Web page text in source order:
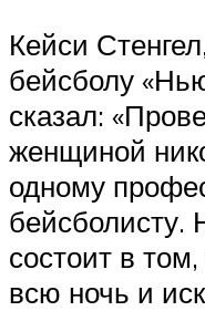
Кейси
бейсболу
сказал:
женщиной
одному
бейсболисту.
состоит в
всю ночь и